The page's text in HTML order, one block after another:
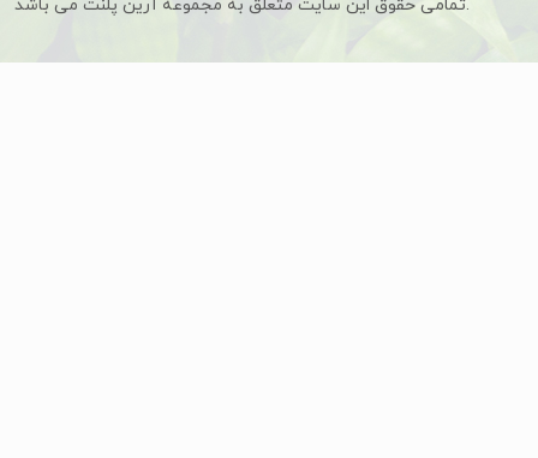
تمامی حقوق این سایت متعلق به مجموعه آرین پلنت می باشد.